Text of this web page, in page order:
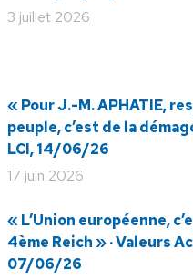
3 juillet 2026
« Pour J.-M. APHATIE,
peuple, c’est de la
LCI, 14/06/26
17 juin 2026
« L’Union européenne,
4ème Reich » · Valeurs
07/06/26